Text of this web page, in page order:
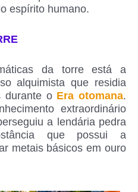
espírito humano.
da torre está a
alquimista que residia
durante o Era otomana.
extraordinário
a lendária pedra
que possui a
metais básicos em ouro